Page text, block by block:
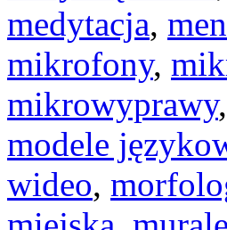
medytacja,
mikrofony,
mikrowyprawy,
modele
wideo,